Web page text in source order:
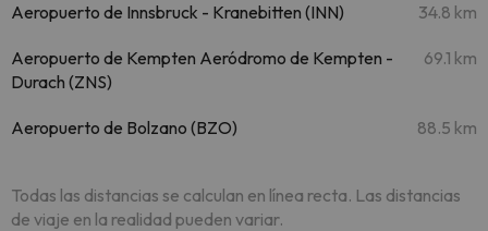
Aeropuerto de Innsbruck - Kranebitten (INN) 34.8 km
Aeropuerto de Kempten Aeródromo de Kempten -
Durach (ZNS)
69.1 km
Aeropuerto de Bolzano (BZO) 88.5 km
Todas las distancias se calculan en línea recta. Las distancias
de viaje en la realidad pueden variar.